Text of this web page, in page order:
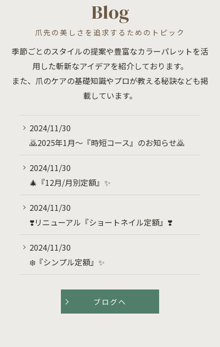
爪先の美しさを追求するためのトピック
Blog
季節ごとのスタイルの提案や豊富なカラーパレットを活
用した斬新なアイデアを紹介しております。
また、爪のケアの基礎知識やプロが教える秘訣なども掲
載しています。
2024/11/30
🙇2025年1月～『時短コース』のお知らせ🙇
2024/11/30
🎄『12月/月別定額』✨
2024/11/30
❣️リニューアル『ショートネイル定額』❣️
2024/11/30
❄️『シンプル定額』✨
ブログへ